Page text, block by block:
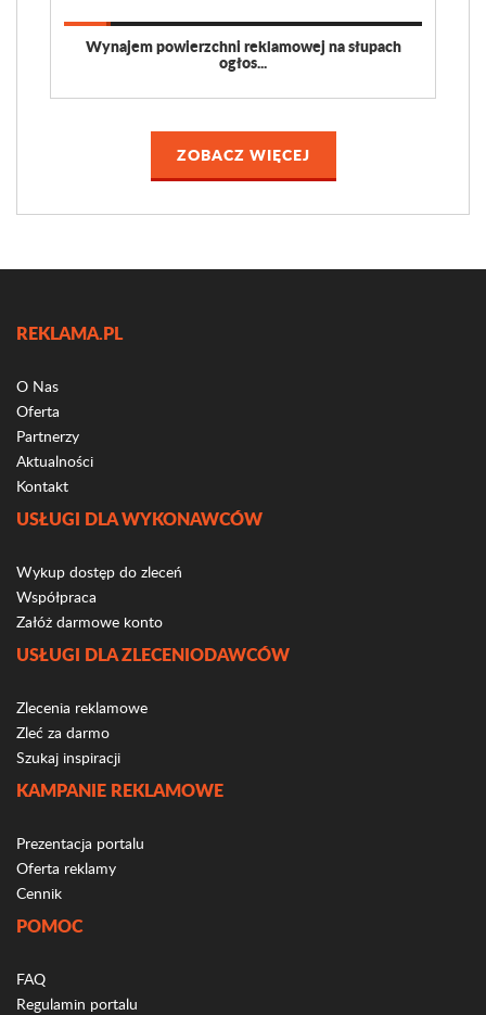
Wynajem powierzchni reklamowej na słupach
ogłos...
ZOBACZ WIĘCEJ
REKLAMA.PL
O Nas
Oferta
Partnerzy
Aktualności
Kontakt
USŁUGI DLA WYKONAWCÓW
Wykup dostęp do zleceń
Współpraca
Załóż darmowe konto
USŁUGI DLA ZLECENIODAWCÓW
Zlecenia reklamowe
Zleć za darmo
Szukaj inspiracji
KAMPANIE REKLAMOWE
Prezentacja portalu
Oferta reklamy
Cennik
POMOC
FAQ
Regulamin portalu